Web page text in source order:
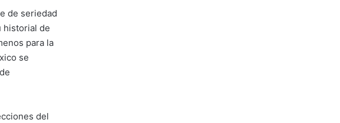
de seriedad
historial de
para la
se
del